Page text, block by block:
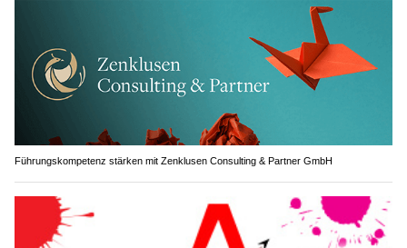
Führungskompetenz stärken mit Zenklusen Consulting & Partner GmbH